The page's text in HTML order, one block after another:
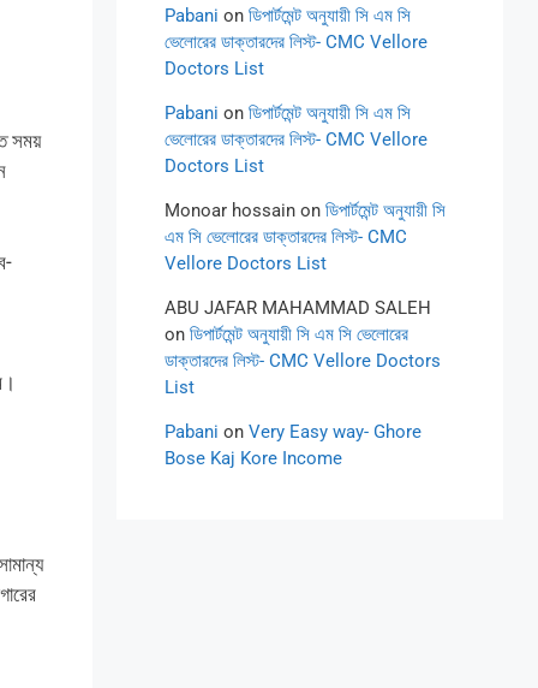
সময়
Pabani onডিপার্টমেন্ট অনুযায়ী সি এম সি
ভেলোরের ডাক্তারদের লিস্ট- CMC Vellore
Doctors List
Pabani onডিপার্টমেন্ট অনুযায়ী সি এম সি
ভেলোরের ডাক্তারদের লিস্ট- CMC Vellore
Doctors List
Monoar hossain onডিপার্টমেন্ট অনুযায়ী সি
এম সি ভেলোরের ডাক্তারদের লিস্ট- CMC
Vellore Doctors List
ABU JAFAR MAHAMMAD SALEH
onডিপার্টমেন্ট অনুযায়ী সি এম সি ভেলোরের
ডাক্তারদের লিস্ট- CMC Vellore Doctors
List
Pabani onVery Easy way- Ghore
Bose Kaj Kore Income